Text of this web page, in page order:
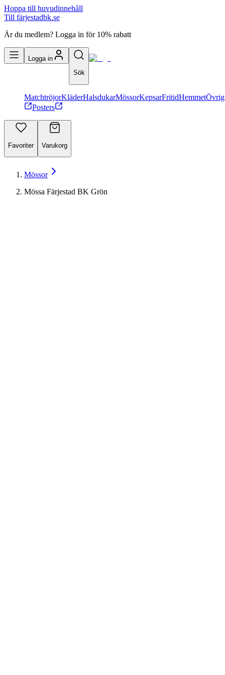
Hoppa till huvudinnehåll
Till färjestadbk.se
Är du medlem? Logga in för 10% rabatt
Logga in
Sök
MatchtröjorKläderHalsdukarMössorKepsarFritidHemmet
Posters
Favoriter Varukorg
Mössor
Mössa Färjestad BK Grön